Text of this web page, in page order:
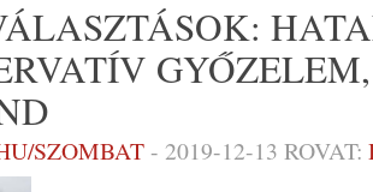
SZOMBAT- 2019-12-13 ROVAT: